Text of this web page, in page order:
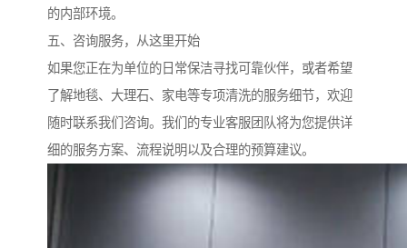
的内部环境。
五、咨询服务，从这里开始
如果您正在为单位的日常保洁寻找可靠伙伴，或者希望
了解地毯、大理石、家电等专项清洗的服务细节，欢迎
随时联系我们咨询。我们的专业客服团队将为您提供详
细的服务方案、流程说明以及合理的预算建议。